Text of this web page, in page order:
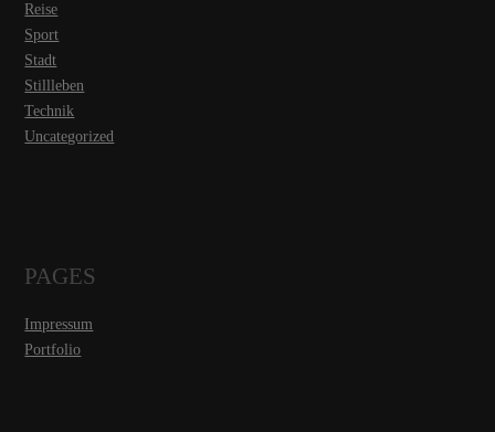
Reise
Sport
Stadt
Stillleben
Technik
Uncategorized
PAGES
Impressum
Portfolio